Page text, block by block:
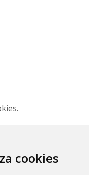
cookies
ofrecidos en los
No obstante, si